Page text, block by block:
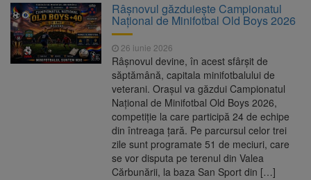
Râșnovul găzduiește Campionatul
Național de Minifotbal Old Boys 2026
26 iunie 2026
Râșnovul devine, în acest sfârșit de
săptămână, capitala minifotbalului de
veterani. Orașul va găzdui Campionatul
Național de Minifotbal Old Boys 2026,
competiție la care participă 24 de echipe
din întreaga țară. Pe parcursul celor trei
zile sunt programate 51 de meciuri, care
se vor disputa pe terenul din Valea
Cărbunării, la baza San Sport din […]